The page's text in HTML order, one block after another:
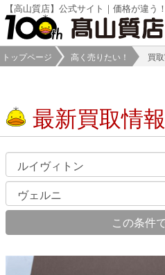
【高山質店】公式サイト｜価格が違う
トップページ 高く売りたい！ 買
最新買取情報
この条件